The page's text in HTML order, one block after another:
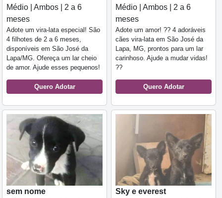
Médio | Ambos | 2 a 6
meses
Adote um vira-lata especial! São
4 filhotes de 2 a 6 meses,
disponíveis em São José da
Lapa/MG. Ofereça um lar cheio
de amor. Ajude esses pequenos!
Quero Adotar
Médio | Ambos | 2 a 6
meses
Adote um amor! ?? 4 adoráveis
cães vira-lata em São José da
Lapa, MG, prontos para um lar
carinhoso. Ajude a mudar vidas!
??
Quero Adotar
sem nome
Sky e everest